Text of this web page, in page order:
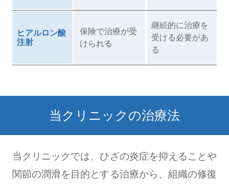
ヒアルロン酸
注射
保険で治療が受
けられる
継続的に治療を
受ける必要があ
る
当クリニックの治療法
当クリニックでは、ひざの炎症を抑えることや
関節の潤滑を目的とする治療から、組織の修復